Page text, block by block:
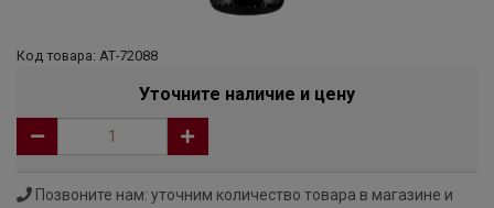
Код товара: АТ-72088
Уточните наличие и цену
Позвоните нам: уточним количество товара в магазине и